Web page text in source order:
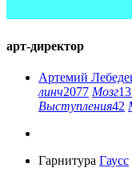
арт-директор
Артемий
линч2077 Мозг
Выступления42
Гарнитура Гаусс